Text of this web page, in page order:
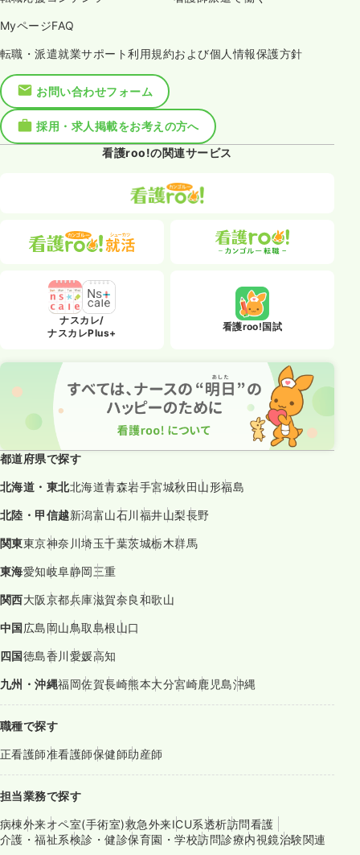
MyページFAQ
転職・派遣就業サポート利用規約および個人情報保護方針
お問い合わせフォーム
採用・求人掲載をお考えの方へ
看護roo!の関連サービス
ナスカレ/
ナスカレPlus+
看護roo!国試
都道府県で探す
北海道・東北北海道青森岩手宮城秋田 山形福島
北陸・甲信越新潟富山石川 福井山梨長野
関東東京神奈川埼玉千葉茨城栃木群馬
東海愛知岐阜静岡三重
関西大阪京都兵庫滋賀奈良和歌山
中国 広島 岡山鳥取島根山口
四国徳島香川 愛媛高知
九州・沖縄福岡佐賀長崎熊本大分宮崎鹿児島沖縄
職種で探す
正看護師准看護師保健師助産師
担当業務で探す
病棟外来オペ室(手術室)救急外来ICU系透析訪問看護
介護・福祉系検診・健診保育園・学校訪問診療内視鏡治験関連